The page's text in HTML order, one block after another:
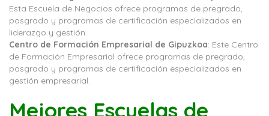
Esta Escuela de Negocios ofrece programas de pregrado,
posgrado y programas de certificación especializados en
liderazgo y gestión.
Centro de Formación Empresarial de Gipuzkoa: Este Centro
de Formación Empresarial ofrece programas de pregrado,
posgrado y programas de certificación especializados en
gestión empresarial.
Mejores Escuelas de